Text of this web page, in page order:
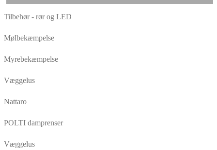
Tilbehør - rør og LED
Mølbekæmpelse
Myrebekæmpelse
Væggelus
Nattaro
POLTI damprenser
Væggelus